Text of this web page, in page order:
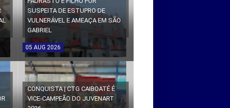
SUSPEITA DE ESTUPRO DE
VULNERÁVEL E AMEAÇA EM SÃO
GABRIEL
05 AUG 2026
CONQUISTA | CTG CAIBOATÉ É
VICE-CAMPEÃO DO JUVENART